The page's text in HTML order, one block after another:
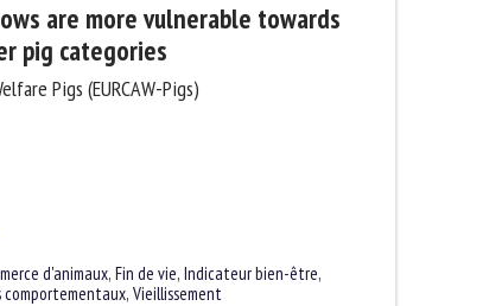
are more vulnerable towards
pig categories
Pigs (EURCAW-Pigs)
d'animaux,Fin de vie,Indicateur bien-être,
,Vieillissement